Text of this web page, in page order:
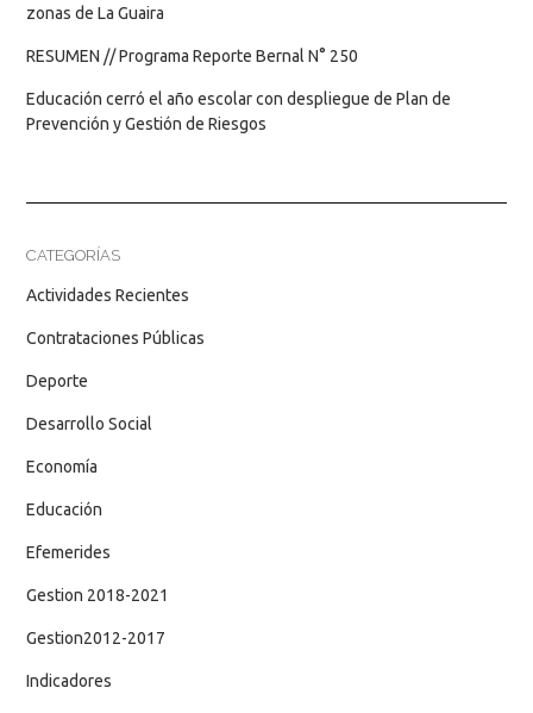
zonas de La Guaira
RESUMEN // Programa Reporte Bernal N° 250
Educación cerró el año escolar con despliegue de Plan de
Prevención y Gestión de Riesgos
CATEGORÍAS
Actividades Recientes
Contrataciones Públicas
Deporte
Desarrollo Social
Economía
Educación
Efemerides
Gestion 2018-2021
Gestion2012-2017
Indicadores